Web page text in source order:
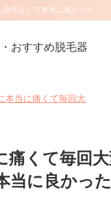
毛をして本当に良かった
本当に痛くて毎回大
痛くて毎回
当に良かった